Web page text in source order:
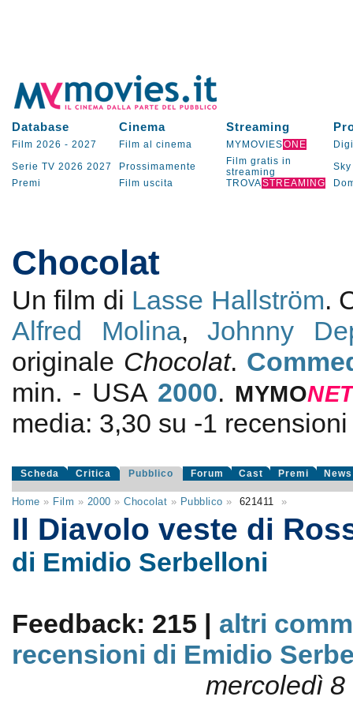
Database Cinema Streaming
Film 2026 - 2027 Film al cinema MYMOVIESONE
Serie TV 2026 2027 Prossimamente
Film gratis in
streaming
Sky
Premi
Film uscita TROVASTREAMING
Chocolat
Un film di Lasse Hallström.
Alfred Molina,Johnny
originale Chocolat.
min. - USA 2000. MYMONE
media: 3,30 su -1
Scheda Critica Pubblico Forum Cast Premi News
Home » Film » 2000 »Chocolat » Pubblico » 621411 »
Il Diavolo veste di
di Emidio Serbelloni
Feedback: 215 | altri
recensioni di Emidio
mercoledì 8